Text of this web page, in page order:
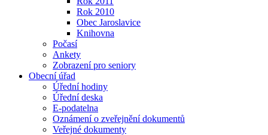
Rok 2010
Obec Jaroslavice
Knihovna
Počasí
Ankety
Zobrazení pro seniory
Obecní úřad
Úřední hodiny
Úřední deska
E-podatelna
Oznámení o zveřejnění dokumentů
Veřejné dokumenty